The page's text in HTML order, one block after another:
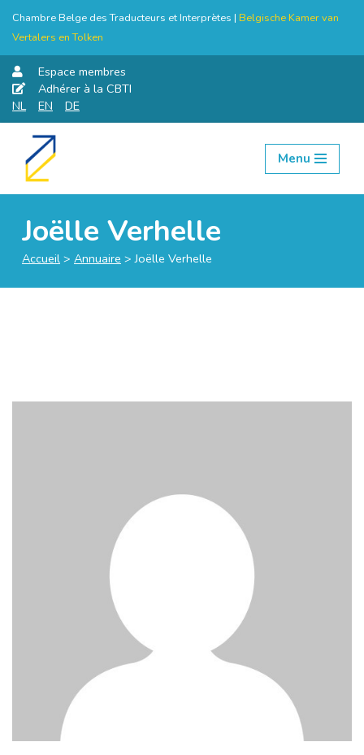
Chambre Belge des Traducteurs et Interprètes | Belgische Kamer van
Vertalers en Tolken
Espace membres
Adhérer à la CBTI
NL
EN DE
Aller
Menu
Joëlle Verhelle
Accueil > Annuaire >Joëlle Verhelle